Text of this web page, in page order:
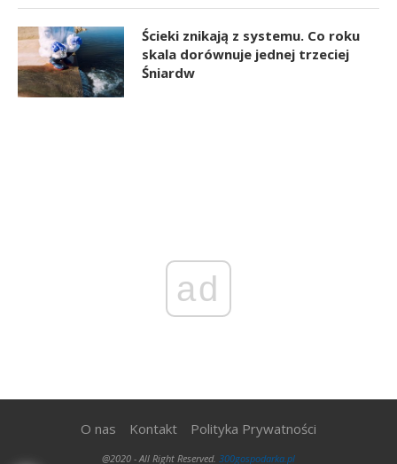
Ścieki znikają z systemu. Co roku
skala dorównuje jednej trzeciej
Śniardw
ad
O nas Kontakt Polityka Prywatności
@2020 - All Right Reserved. 300gospodarka.pl